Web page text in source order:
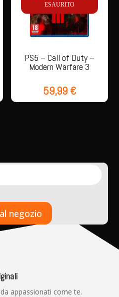
ESAURITO
PS5 – Call of Duty –
Modern Warfare 3
59,99 €
negozio
appassionati come te.